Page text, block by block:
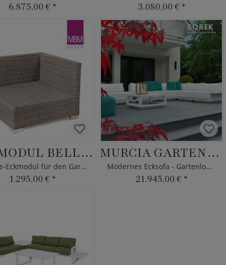
6.875,00 € * 3.080,00 € *
ECKMODUL BELLINI
Lounge-Eckmodul für den Garten - MBM
1.295,00 € *
MURCIA GARTENLOUNGE
Modernes Ecksofa - Gartenlounge Komplettset
21.945,00 € *